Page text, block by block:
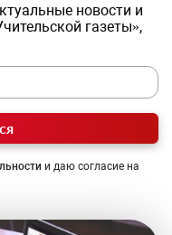
новости и
газеты»,
и даю согласие на